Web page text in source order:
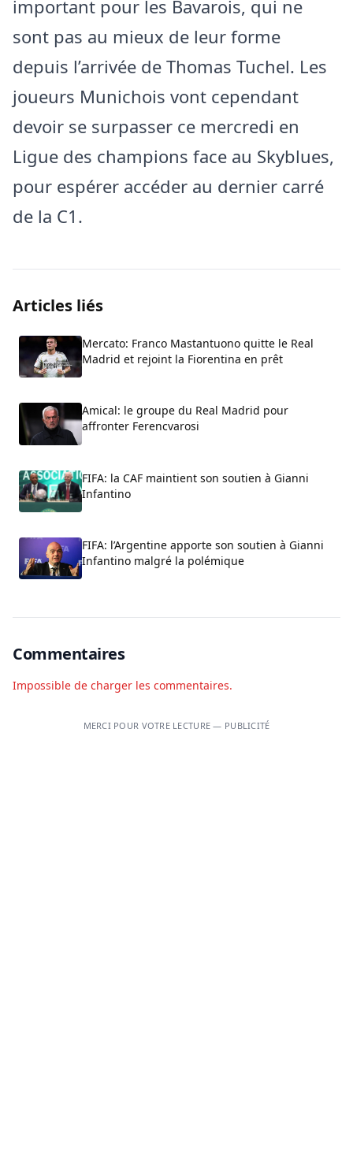
important pour les Bavarois, qui ne
sont pas au mieux de leur forme
depuis l’arrivée de Thomas Tuchel. Les
joueurs Munichois vont cependant
devoir se surpasser ce mercredi en
Ligue des champions face au Skyblues,
pour espérer accéder au dernier carré
de la C1.
Articles liés
Mercato: Franco Mastantuono quitte le Real
Madrid et rejoint la Fiorentina en prêt
Amical: le groupe du Real Madrid pour
affronter Ferencvarosi
FIFA: la CAF maintient son soutien à Gianni
Infantino
FIFA: l’Argentine apporte son soutien à Gianni
Infantino malgré la polémique
Commentaires
Impossible de charger les commentaires.
MERCI POUR VOTRE LECTURE — PUBLICITÉ